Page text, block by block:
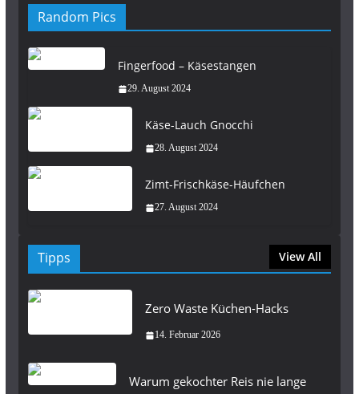
Random Pics
Fingerfood – Käsestangen
29. August 2024
Käse-Lauch Gnocchi
28. August 2024
Zimt-Frischkäse-Häufchen
27. August 2024
Tipps View All
Zero Waste Küchen-Hacks
14. Februar 2026
Warum gekochter Reis nie lange